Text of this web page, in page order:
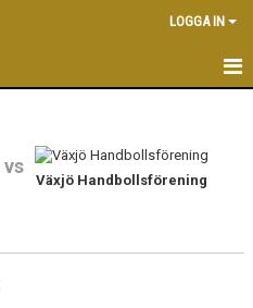
LOGGA IN
vs
Växjö Handbollsförening